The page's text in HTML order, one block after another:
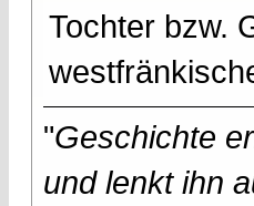
Tochter bzw.
"Geschichte
und lenkt ihn